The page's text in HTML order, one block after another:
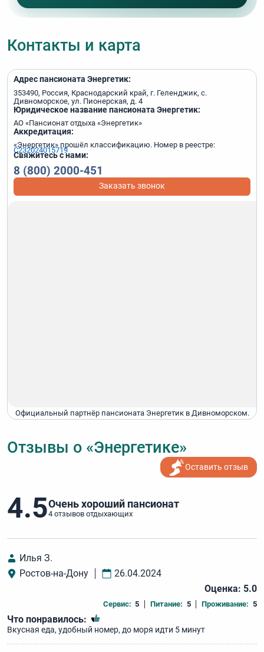
Контакты и карта
Адрес пансионата Энергетик:
353490, Россия, Краснодарский край, г. Геленджик, с.
Дивноморское, ул. Пионерская, д. 4
Юридическое название пансионата Энергетик:
АО «Пансионат отдыха «Энергетик»
Аккредитация:
«Энергетик» прошёл классификацию. Номер в реестре:
С232024015719
Свяжитесь с нами:
8 (800) 2000-451
Заказать звонок
Официальный партнёр пансионата Энергетик в Дивноморском.
Отзывы о «Энергетике»
Оставить отзыв
4.5Очень хороший пансионат
4 отзывов отдыхающих
Илья З.
Ростов-на-Дону
26.04.2024
Оценка: 5.0
Сервис: 5 Питание: 5 Проживание: 5
Что понравилось:
Вкусная еда, удобный номер, до моря идти 5 минут